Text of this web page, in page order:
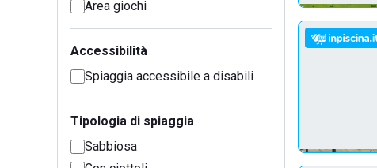
Area giochi
Accessibilità
Spiaggia accessibile a disabili
Tipologia di spiaggia
Sabbiosa